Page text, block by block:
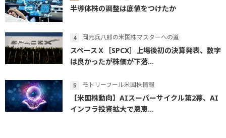
半導体株の調整は底値をつけたか
岡元兵八郎の米国株マスターへの道
スペースＸ［SPCX］上場後初の決算発表、数字
は良かったが株価が下落...
モトリーフール米国株情報
【米国株動向】AIスーパーサイクル第2幕、AI
インフラ投資拡大で恩恵...